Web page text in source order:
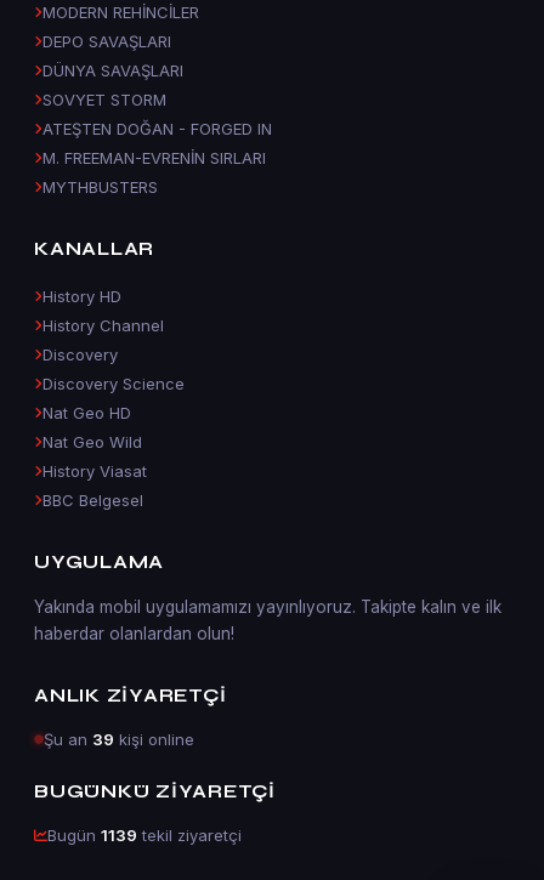
MODERN REHİNCİLER
DEPO SAVAŞLARI
DÜNYA SAVAŞLARI
SOVYET STORM
ATEŞTEN DOĞAN - FORGED IN
M. FREEMAN-EVRENİN SIRLARI
MYTHBUSTERS
KANALLAR
History HD
History Channel
Discovery
Discovery Science
Nat Geo HD
Nat Geo Wild
History Viasat
BBC Belgesel
UYGULAMA
Yakında mobil uygulamamızı yayınlıyoruz. Takipte kalın ve ilk
haberdar olanlardan olun!
ANLIK ZIYARETÇI
Şu an 39 kişi online
BUGÜNKÜ ZIYARETÇI
Bugün 1139 tekil ziyaretçi